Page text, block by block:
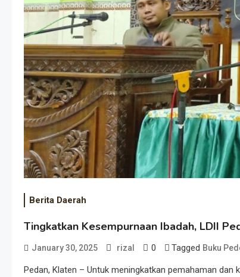
Berita Daerah
Tingkatkan Kesempurnaan Ibadah, LDII
January 30, 2025 rizal 0 Tagged Buku
Pedan, Klaten – Untuk meningkatkan pemahaman